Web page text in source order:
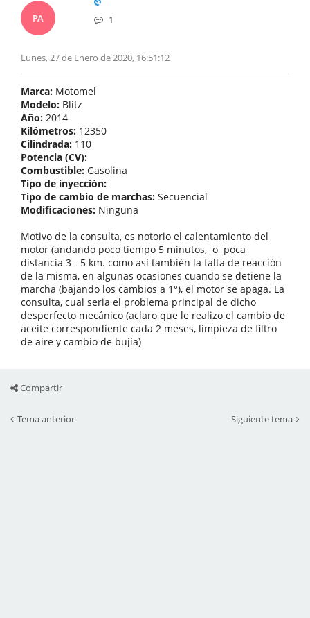
PA 1
Lunes, 27 de Enero de 2020, 16:51:12
Marca: Motomel
Modelo: Blitz
Año: 2014
Kilómetros: 12350
Cilindrada: 110
Potencia (CV):
Combustible: Gasolina
Tipo de inyección:
Tipo de cambio de marchas: Secuencial
Modificaciones: Ninguna
Motivo de la consulta, es notorio el calentamiento del
motor (andando poco tiempo 5 minutos, o poca
distancia 3 - 5 km. como así también la falta de reacción
de la misma, en algunas ocasiones cuando se detiene la
marcha (bajando los cambios a 1°), el motor se apaga. La
consulta, cual seria el problema principal de dicho
desperfecto mecánico (aclaro que le realizo el cambio de
aceite correspondiente cada 2 meses, limpieza de filtro
de aire y cambio de bujía)
Compartir
Tema anterior Siguiente tema